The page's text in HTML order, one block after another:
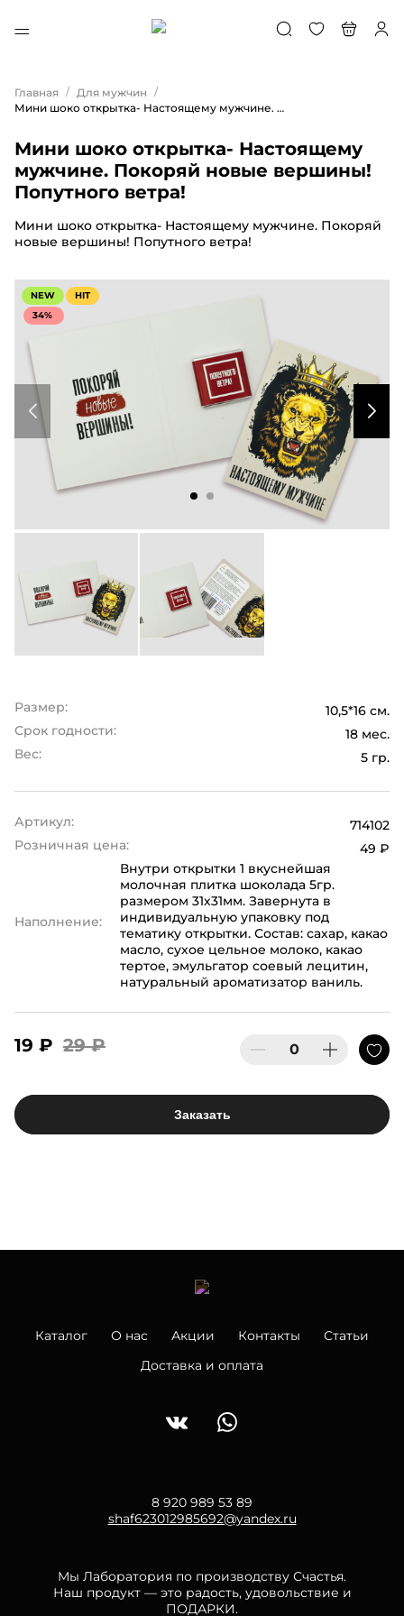
Главная / Для мужчин /
Мини шоко открытка- Настоящему мужчине. Покоряй новые вершины! Попутного ветра!
Мини шоко открытка- Настоящему
мужчине. Покоряй новые вершины!
Попутного ветра!
Мини шоко открытка- Настоящему мужчине. Покоряй
новые вершины! Попутного ветра!
NEW
HIT
34%
Размер:
10,5*16 см.
Срок годности:
18 мес.
Вес:
5 гр.
Артикул:
714102
Розничная цена:
49 ₽
Наполнение:
Внутри открытки 1 вкуснейшая
молочная плитка шоколада 5гр.
размером 31х31мм. Завернута в
индивидуальную упаковку под
тематику открытки. Состав: сахар, какао
масло, сухое цельное молоко, какао
тертое, эмульгатор соевый лецитин,
натуральный ароматизатор ваниль.
19 ₽ 29 ₽
Заказать
Каталог О нас Акции Контакты
Статьи
Доставка и оплата
8 920 989 53 89
shaf623012985692@yandex.ru
Мы Лаборатория по производству Счастья.
Наш продукт — это радость, удовольствие и
ПОДАРКИ.